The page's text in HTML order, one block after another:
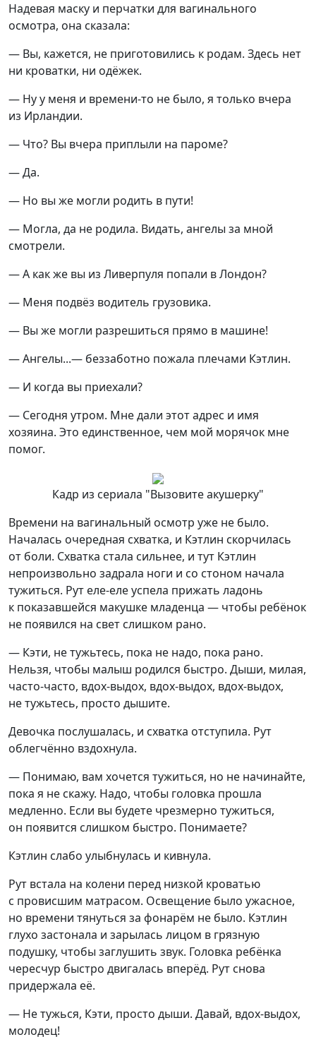
Надевая маску и перчатки для вагинального
осмотра, она сказала:
— Вы, кажется, не приготовились к родам. Здесь нет
ни кроватки, ни одёжек.
— Ну у меня и времени-то не было, я только вчера
из Ирландии.
— Что? Вы вчера приплыли на пароме?
— Да.
— Но вы же могли родить в пути!
— Могла, да не родила. Видать, ангелы за мной
смотрели.
— А как же вы из Ливерпуля попали в Лондон?
— Меня подвёз водитель грузовика.
— Вы же могли разрешиться прямо в машине!
— Ангелы...— беззаботно пожала плечами Кэтлин.
— И когда вы приехали?
— Сегодня утром. Мне дали этот адрес и имя
хозяина. Это единственное, чем мой морячок мне
помог.
Кадр из сериала "Вызовите акушерку"
Времени на вагинальный осмотр уже не было.
Началась очередная схватка, и Кэтлин скорчилась
от боли. Схватка стала сильнее, и тут Кэтлин
непроизвольно задрала ноги и со стоном начала
тужиться. Рут еле-еле успела прижать ладонь
к показавшейся макушке младенца — чтобы ребёнок
не появился на свет слишком рано.
— Кэти, не тужьтесь, пока не надо, пока рано.
Нельзя, чтобы малыш родился быстро. Дыши, милая,
часто-часто, вдох-выдох, вдох-выдох, вдох-выдох,
не тужьтесь, просто дышите.
Девочка послушалась, и схватка отступила. Рут
облегчённо вздохнула.
— Понимаю, вам хочется тужиться, но не начинайте,
пока я не скажу. Надо, чтобы головка прошла
медленно. Если вы будете чрезмерно тужиться,
он появится слишком быстро. Понимаете?
Кэтлин слабо улыбнулась и кивнула.
Рут встала на колени перед низкой кроватью
с провисшим матрасом. Освещение было ужасное,
но времени тянуться за фонарём не было. Кэтлин
глухо застонала и зарылась лицом в грязную
подушку, чтобы заглушить звук. Головка ребёнка
чересчур быстро двигалась вперёд. Рут снова
придержала её.
— Не тужься, Кэти, просто дыши. Давай, вдох-выдох,
молодец!